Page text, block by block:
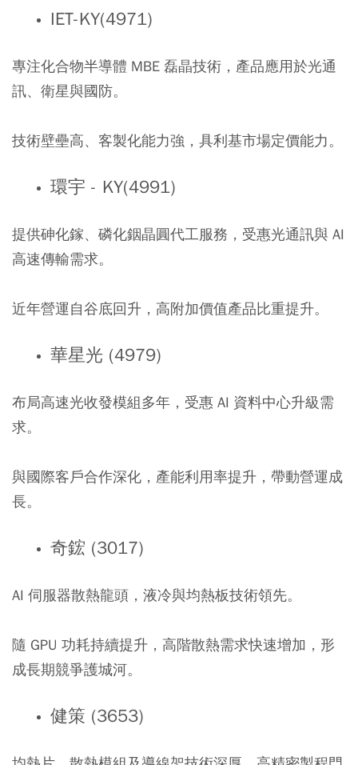
IET-KY(4971)
專注化合物半導體 MBE 磊晶技術，產品應用於光通
訊、衛星與國防。
技術壁壘高、客製化能力強，具利基市場定價能力。
環宇 - KY(4991)
提供砷化鎵、磷化銦晶圓代工服務，受惠光通訊與 AI
高速傳輸需求。
近年營運自谷底回升，高附加價值產品比重提升。
華星光 (4979)
布局高速光收發模組多年，受惠 AI 資料中心升級需
求。
與國際客戶合作深化，產能利用率提升，帶動營運成
長。
奇鋐 (3017)
AI 伺服器散熱龍頭，液冷與均熱板技術領先。
隨 GPU 功耗持續提升，高階散熱需求快速增加，形
成長期競爭護城河。
健策 (3653)